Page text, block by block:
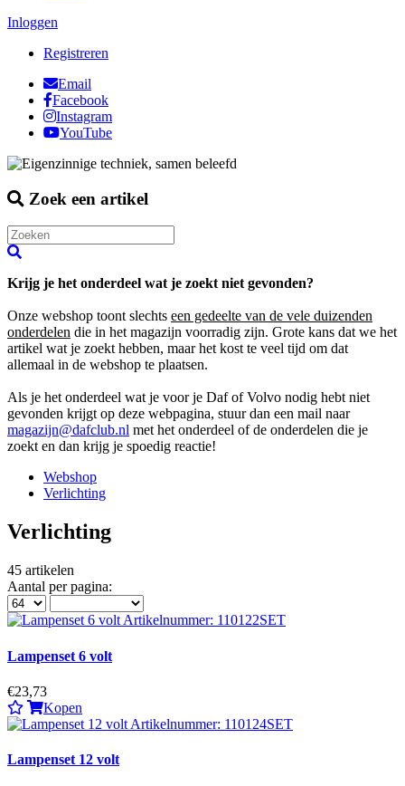
Inloggen
Registreren
Email
Facebook
Instagram
YouTube
Zoek een artikel
Krijg je het onderdeel wat je zoekt niet gevonden?
Onze webshop toont slechts een gedeelte van de vele duizenden
onderdelen die in het magazijn voorradig zijn. Grote kans dat we het
artikel wat je zoekt hebben, maar het kost te veel tijd om dat
allemaal in de webshop te plaatsen.
Als je het onderdeel wat je voor je Daf of Volvo nodig hebt niet
gevonden krijgt op deze webpagina, stuur dan een mail naar
magazijn@dafclub.nl met het onderdeel of de onderdelen die je
zoekt en dan krijg je spoedig reactie!
Webshop
Verlichting
Verlichting
45 artikelen
Aantal per pagina:
Lampenset 6 volt
€23,73
Kopen
Lampenset 12 volt